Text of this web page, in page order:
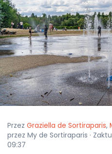
Przez Graziella de Sortiraparis,
przez My de Sortiraparis ·
09:37